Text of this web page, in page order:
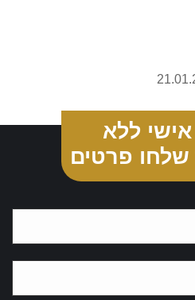
אישי ללא
שלחו פרטים